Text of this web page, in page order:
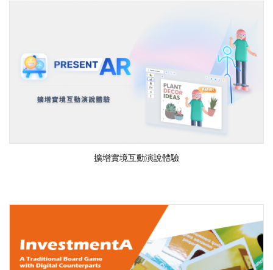
擴增實境互動演說體驗